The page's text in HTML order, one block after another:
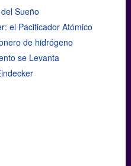
Sueño
el Pacificador Atómico
de hidrógeno
se Levanta